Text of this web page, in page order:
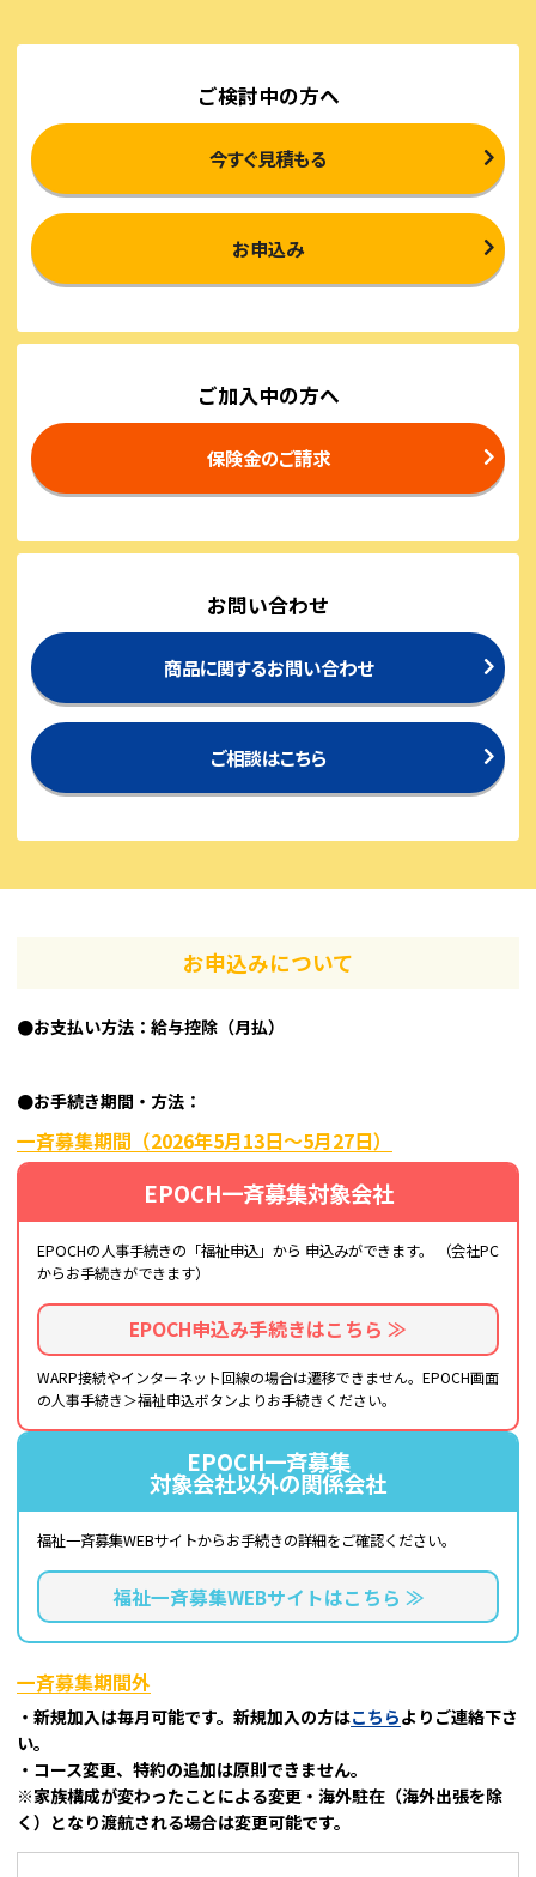
ご検討中の方へ
今すぐ見積もる
お申込み
ご加入中の方へ
保険金のご請求
お問い合わせ
商品に関するお問い合わせ
ご相談はこちら
お申込みについて
●お支払い方法：給与控除（月払）
●お手続き期間・方法：
一斉募集期間（2026年5月13日～5月27日）
EPOCH一斉募集対象会社
EPOCHの人事手続きの「福祉申込」から 申込みができます。
（会社PC
からお手続きができます）
EPOCH申込み手続きはこちら ≫
WARP接続やインターネット回線の場合は遷移できません。EPOCH画面
の人事手続き＞福祉申込ボタンよりお手続きください。
EPOCH一斉募集
対象会社以外の関係会社
福祉一斉募集WEBサイトからお手続きの詳細をご確認ください。
福祉一斉募集WEBサイトはこちら ≫
一斉募集期間外
・新規加入は毎月可能です。新規加入の方はこちらよりご連絡下さ
い。
・コース変更、特約の追加は原則できません。
※家族構成が変わったことによる変更・海外駐在（海外出張を除
く）となり渡航される場合は変更可能です。